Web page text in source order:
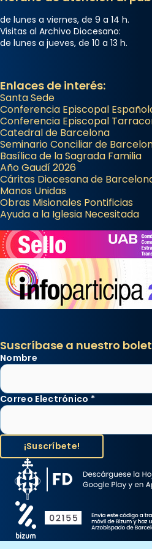
Semproniana, verges i
Acompanyant la història
partir de l’Edat Mitjana
Semproniana (“relatiu a
eterna”) són deixebles
frare Joan Gaspar Roig,
que les santes són filles
Mataró en reivindicarà
...Ver más
Foto
View on Facebook
de lunes a viernes, de 9 a 14 h.
Visitas al Archivo Diocesano:
de lunes a jueves, de 10 a 13 h.
Enlaces de interés:
Santa Sede
Conferencia Episcopal
Conferencia Episcopal
Catedral de Barcelona
Seminario Conciliar de
Basílica de la Sagrada Familia
Año Gaudí 2026
Cáritas Diocesana de
Manos Unidas
Obras Misionales Pontificias
Ayuda a la Iglesia Necesitada
Suscríbase a nuestro
Nombre
Correo Electrónico *